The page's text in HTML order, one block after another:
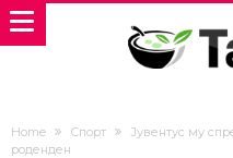
Home Спорт
Јувентус му
роденден